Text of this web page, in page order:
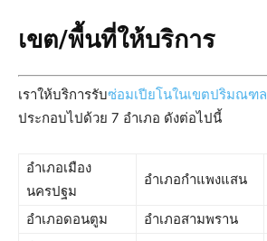
เขต/พื้นที่ให้บริการ
เราให้บริการรับซ่อมเปียโนในเขตปริมณฑล
ประกอบไปด้วย 7 อำเภอ ดังต่อไปนี้
อำเภอเมือง
นครปฐม
อำเภอกำแพงแสน
อำเภอดอนตูม อำเภอสามพราน